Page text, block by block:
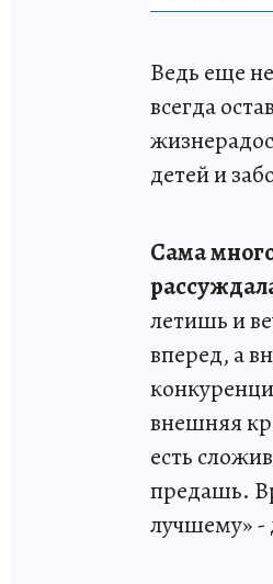
Ведь еще
всегда
детей и
Сама
летишь и
вперед, а
внешняя
есть
предашь.
лучшему» -